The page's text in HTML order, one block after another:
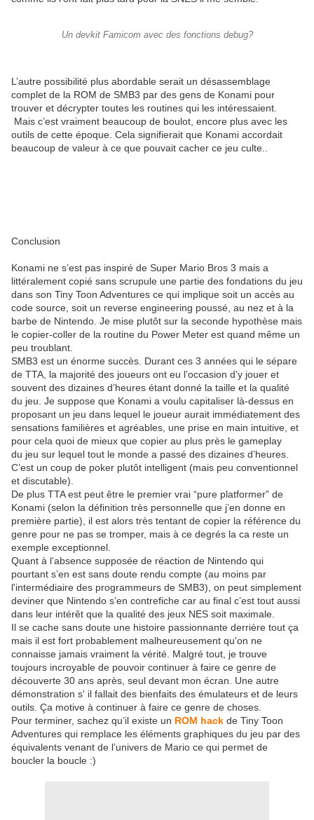
Un devkit Famicom avec des fonctions debug?
L’autre possibilité plus abordable serait un désassemblage
complet de la ROM de SMB3 par des gens de Konami pour
trouver et décrypter toutes les routines qui les intéressaient.
Mais c’est vraiment beaucoup de boulot, encore plus avec les
outils de cette époque. Cela signifierait que Konami accordait
beaucoup de valeur à ce que pouvait cacher ce jeu culte..
Conclusion
Konami ne s’est pas inspiré de Super Mario Bros 3 mais a
littéralement copié sans scrupule une partie des fondations du jeu
dans son Tiny Toon Adventures ce qui implique soit un accès au
code source, soit un reverse engineering poussé, au nez et à la
barbe de Nintendo. Je mise plutôt sur la seconde hypothèse mais
le copier-coller de la routine du Power Meter est quand même un
peu troublant.
SMB3 est un énorme succès. Durant ces 3 années qui le sépare
de TTA, la majorité des joueurs ont eu l’occasion d’y jouer et
souvent des dizaines d’heures étant donné la taille et la qualité
du jeu. Je suppose que Konami a voulu capitaliser là-dessus en
proposant un jeu dans lequel le joueur aurait immédiatement des
sensations familières et agréables, une prise en main intuitive, et
pour cela quoi de mieux que copier au plus près le gameplay
du jeu sur lequel tout le monde a passé des dizaines d’heures.
C’est un coup de poker plutôt intelligent (mais peu conventionnel
et discutable).
De plus TTA est peut être le premier vrai “pure platformer” de
Konami (selon la définition très personnelle que j’en donne en
première partie), il est alors très tentant de copier la référence du
genre pour ne pas se tromper, mais à ce degrés la ca reste un
exemple exceptionnel.
Quant à l’absence supposée de réaction de Nintendo qui
pourtant s’en est sans doute rendu compte (au moins par
l'intermédiaire des programmeurs de SMB3), on peut simplement
deviner que Nintendo s’en contrefiche car au final c’est tout aussi
dans leur intérêt que la qualité des jeux NES soit maximale.
Il se cache sans doute une histoire passionnante derrière tout ça
mais il est fort probablement malheureusement qu'on ne
connaisse jamais vraiment la vérité. Malgré tout, je trouve
toujours incroyable de pouvoir continuer à faire ce genre de
découverte 30 ans après, seul devant mon écran. Une autre
démonstration s' il fallait des bienfaits des émulateurs et de leurs
outils. Ça motive à continuer à faire ce genre de choses.
Pour terminer, sachez qu’il existe un ROM hack de Tiny Toon
Adventures qui remplace les éléments graphiques du jeu par des
équivalents venant de l’univers de Mario ce qui permet de
boucler la boucle :)